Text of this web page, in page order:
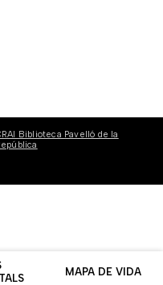
MAPA DE VIDA
Biblioteca Pavelló de la